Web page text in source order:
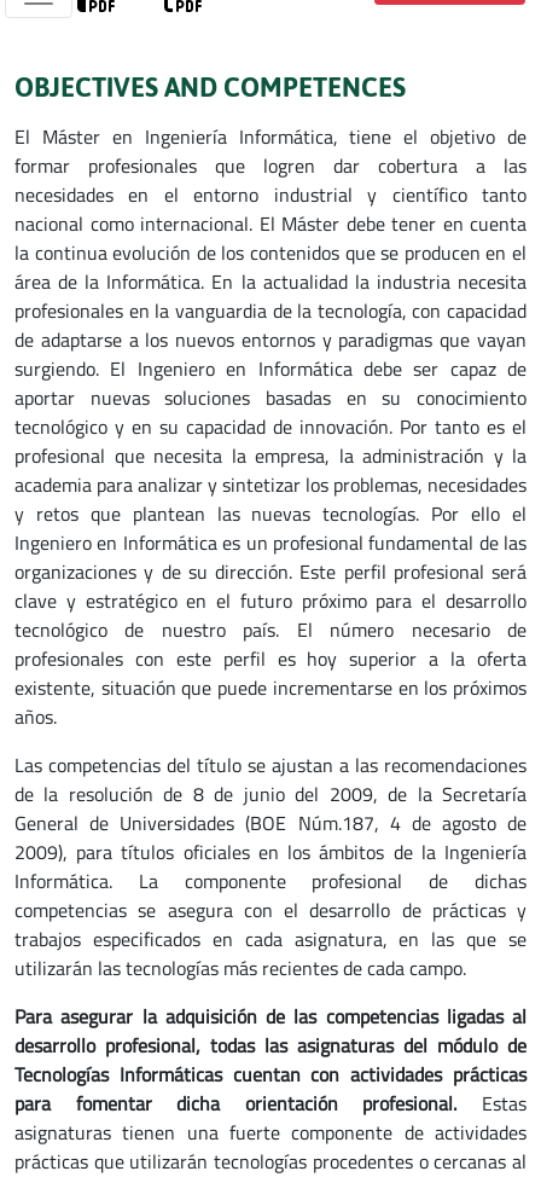
OBJECTIVES AND COMPETENCES
El Máster en Ingeniería Informática, tiene el objetivo de
formar profesionales que logren dar cobertura a las
necesidades en el entorno industrial y científico tanto
nacional como internacional. El Máster debe tener en cuenta
la continua evolución de los contenidos que se producen en el
área de la Informática. En la actualidad la industria necesita
profesionales en la vanguardia de la tecnología, con capacidad
de adaptarse a los nuevos entornos y paradigmas que vayan
surgiendo. El Ingeniero en Informática debe ser capaz de
aportar nuevas soluciones basadas en su conocimiento
tecnológico y en su capacidad de innovación. Por tanto es el
profesional que necesita la empresa, la administración y la
academia para analizar y sintetizar los problemas, necesidades
y retos que plantean las nuevas tecnologías. Por ello el
Ingeniero en Informática es un profesional fundamental de las
organizaciones y de su dirección. Este perfil profesional será
clave y estratégico en el futuro próximo para el desarrollo
tecnológico de nuestro país. El número necesario de
profesionales con este perfil es hoy superior a la oferta
existente, situación que puede incrementarse en los próximos
años.
Las competencias del título se ajustan a las recomendaciones
de la resolución de 8 de junio del 2009, de la Secretaría
General de Universidades (BOE Núm.187, 4 de agosto de
2009), para títulos oficiales en los ámbitos de la Ingeniería
Informática. La componente profesional de dichas
competencias se asegura con el desarrollo de prácticas y
trabajos especificados en cada asignatura, en las que se
utilizarán las tecnologías más recientes de cada campo.
Para asegurar la adquisición de las competencias ligadas al
desarrollo profesional, todas las asignaturas del módulo de
Tecnologías Informáticas cuentan con actividades prácticas
para fomentar dicha orientación profesional. Estas
asignaturas tienen una fuerte componente de actividades
prácticas que utilizarán tecnologías procedentes o cercanas al